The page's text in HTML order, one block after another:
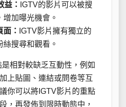
益： IGTV的影片可以被搜
加曝光機會。
： IGTV影片擁有獨立的
絲搜尋和觀看。
相對較缺乏互動性，例如
上貼圖、連結或問卷等互
你可以將IGTV影片的重點
，再發佈到限時動態中，